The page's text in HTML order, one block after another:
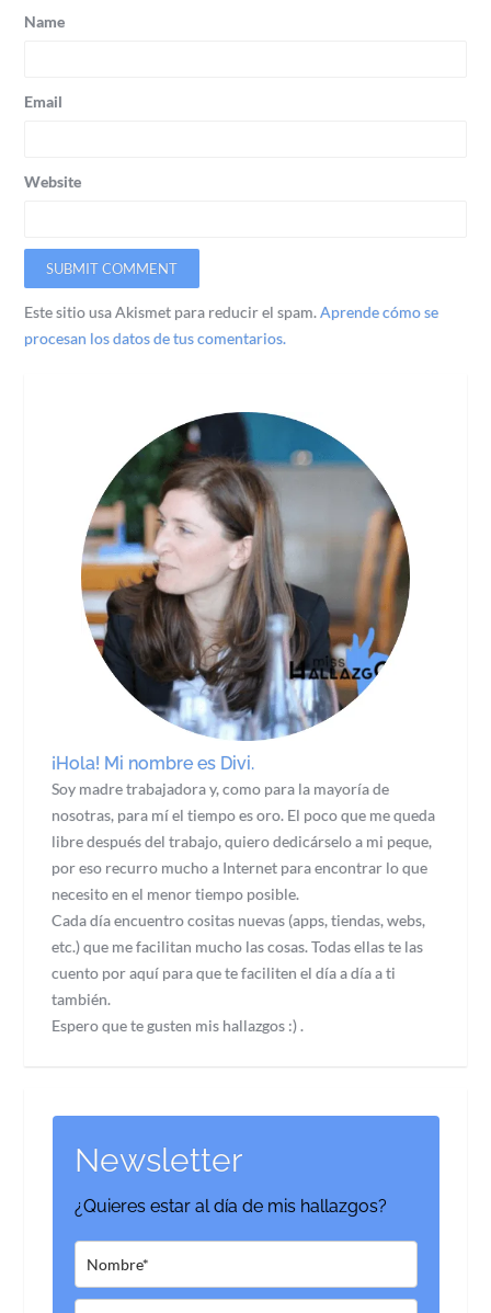
Name
Email
Website
Este sitio usa Akismet para reducir el spam.Aprende cómo se
procesan los datos de tus comentarios.
¡Hola! Mi nombre es Divi.
Soy madre trabajadora y, como para la mayoría de
nosotras, para mí el tiempo es oro. El poco que me queda
libre después del trabajo, quiero dedicárselo a mi peque,
por eso recurro mucho a Internet para encontrar lo que
necesito en el menor tiempo posible.
Cada día encuentro cositas nuevas (apps, tiendas, webs,
etc.) que me facilitan mucho las cosas. Todas ellas te las
cuento por aquí para que te faciliten el día a día a ti
también.
Espero que te gusten mis hallazgos :) .
Newsletter
¿Quieres estar al día de mis hallazgos?